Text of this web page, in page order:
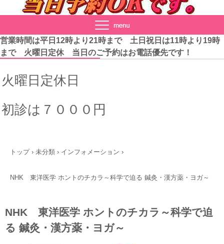
営業時間は平日12時より21時まで 土日祝日は11時より19時
まで 火曜日定休 当日のご予約はお電話優先です！
火曜日定休日
初診は７０００円
トップ › 未分類 › インフォメーション ›
NHK 東洋医学 ホントのチカラ～科学で迫る 鍼灸・漢方薬・ヨガ～
NHK 東洋医学 ホントのチカラ～科学で迫
る 鍼灸・漢方薬・ヨガ～